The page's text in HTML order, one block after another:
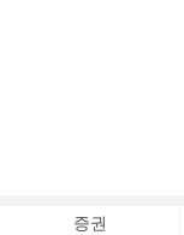
증권